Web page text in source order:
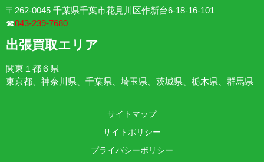
〒262-0045 千葉県千葉市花見川区作新台6-18-16-101
☎︎043-239-7680
出張買取エリア
関東１都６県
東京都、神奈川県、千葉県、埼玉県、茨城県、栃木県、群馬県
サイトマップ
サイトポリシー
プライバシーポリシー